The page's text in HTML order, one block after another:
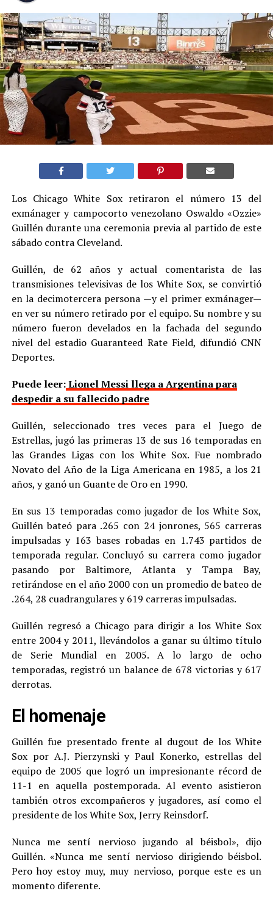
Los Chicago White Sox retiraron el número 13 del
exmánager y campocorto venezolano Oswaldo «Ozzie»
Guillén durante una ceremonia previa al partido de este
sábado contra Cleveland.
Guillén, de 62 años y actual comentarista de las
transmisiones televisivas de los White Sox, se convirtió
en la decimotercera persona —y el primer exmánager—
en ver su número retirado por el equipo. Su nombre y su
número fueron develados en la fachada del segundo
nivel del estadio Guaranteed Rate Field, difundió CNN
Deportes.
Puede leer:Lionel Messi llega a Argentina para
despedir a su fallecido padre
Guillén, seleccionado tres veces para el Juego de
Estrellas, jugó las primeras 13 de sus 16 temporadas en
las Grandes Ligas con los White Sox. Fue nombrado
Novato del Año de la Liga Americana en 1985, a los 21
años, y ganó un Guante de Oro en 1990.
En sus 13 temporadas como jugador de los White Sox,
Guillén bateó para .265 con 24 jonrones, 565 carreras
impulsadas y 163 bases robadas en 1.743 partidos de
temporada regular. Concluyó su carrera como jugador
pasando por Baltimore, Atlanta y Tampa Bay,
retirándose en el año 2000 con un promedio de bateo de
.264, 28 cuadrangulares y 619 carreras impulsadas.
Guillén regresó a Chicago para dirigir a los White Sox
entre 2004 y 2011, llevándolos a ganar su último título
de Serie Mundial en 2005. A lo largo de ocho
temporadas, registró un balance de 678 victorias y 617
derrotas.
El homenaje
Guillén fue presentado frente al dugout de los White
Sox por A.J. Pierzynski y Paul Konerko, estrellas del
equipo de 2005 que logró un impresionante récord de
11-1 en aquella postemporada. Al evento asistieron
también otros excompañeros y jugadores, así como el
presidente de los White Sox, Jerry Reinsdorf.
Nunca me sentí nervioso jugando al béisbol», dijo
Guillén. «Nunca me sentí nervioso dirigiendo béisbol.
Pero hoy estoy muy, muy nervioso, porque este es un
momento diferente.